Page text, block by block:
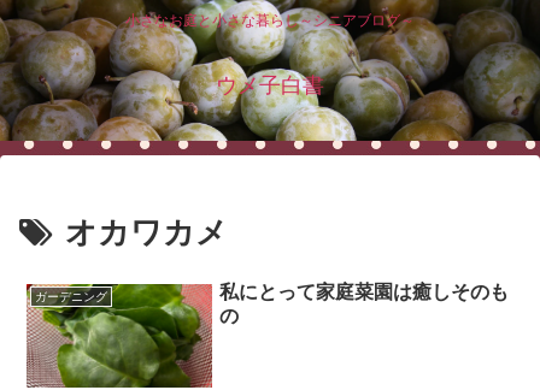
小さなお庭と小さな暮らし～シニアブログ～
ウメ子白書
オカワカメ
ガーデニング
私にとって家庭菜園は癒しそのも
の